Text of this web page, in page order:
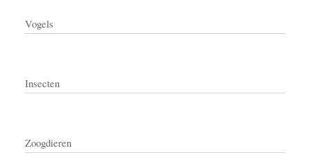
Vogels
Insecten
Zoogdieren